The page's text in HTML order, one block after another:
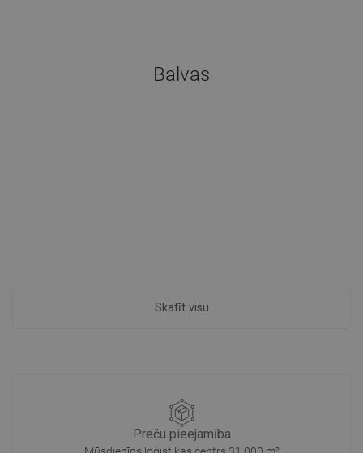
Balvas
Skatīt visu
Preču pieejamība